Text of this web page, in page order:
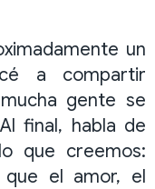
un
a compartir
gente se
final, habla de
que creemos:
que el amor, el